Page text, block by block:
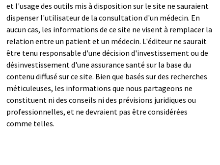
et l'usage des outils mis à disposition sur le site ne sauraient
dispenser l'utilisateur de la consultation d'un médecin. En
aucun cas, les informations de ce site ne visent à remplacer la
relation entre un patient et un médecin. L'éditeur ne saurait
être tenu responsable d'une décision d'investissement ou de
désinvestissement d'une assurance santé sur la base du
contenu diffusé sur ce site. Bien que basés sur des recherches
méticuleuses, les informations que nous partageons ne
constituent ni des conseils ni des prévisions juridiques ou
professionnelles, et ne devraient pas être considérées
comme telles.